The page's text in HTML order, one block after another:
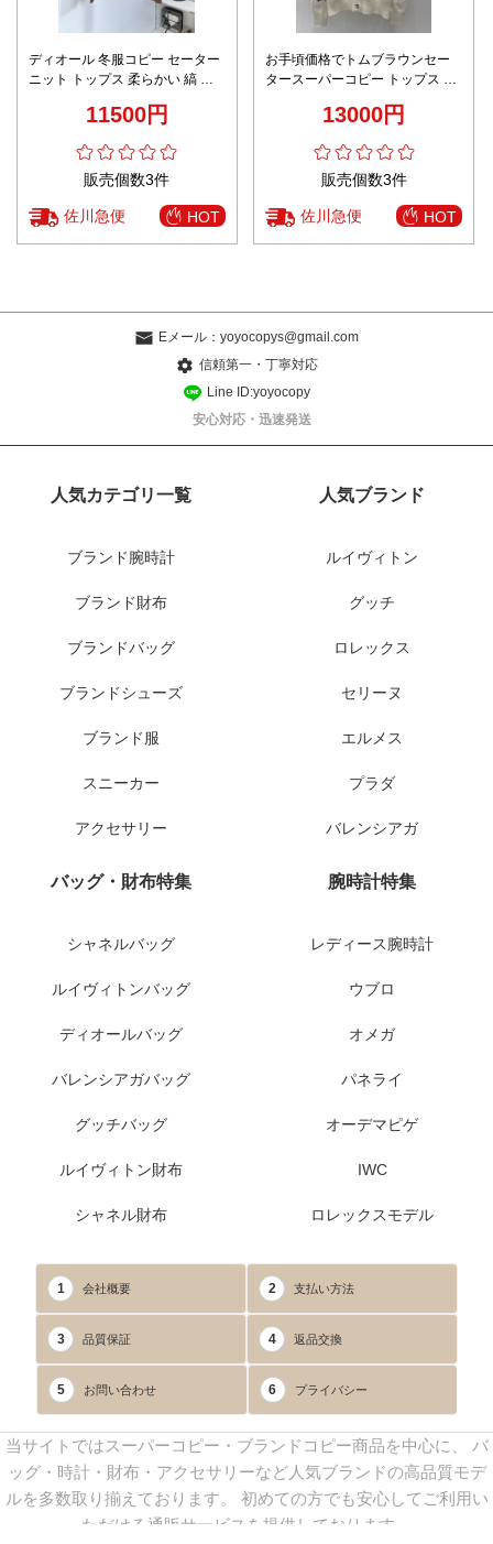
ディオール 冬服コピー セーター
ニット トップス 柔らかい 縞 ウ
11500円
販売個数3件
佐川急便 HOT
お手頃価格でトムブラウンセー
タースーパーコピー トップス セ
たち ホワイト13000円
販売個数3件
佐川急便 HOT
Eメール： yoyocopys@gmail.com
信頼第一・丁寧対応
Line ID:yoyocopy
安心対応・迅速発送
人気カテゴリ一覧
ブランド腕時計
ブランド財布
ブランドバッグ
ブランドシューズ
ブランド服
スニーカー
アクセサリー
人気ブランド
ルイヴィトン
グッチ
ロレックス
セリーヌ
エルメス
プラダ
バレンシアガ
バッグ・財布特集
シャネルバッグ
ルイヴィトンバッグ
ディオールバッグ
バレンシアガバッグ
グッチバッグ
ルイヴィトン財布
シャネル財布
腕時計特集
レディース腕時計
ウブロ
オメガ
パネライ
オーデマピゲ
IWC
ロレックスモデル
1 会社概要 2 支払い方法
3 品質保証 4 返品交換
5 お問い合わせ 6 プライバシー
当サイトではスーパーコピー・ブランドコピー商品を中心に、 バ
ッグ・時計・財布・アクセサリーなど人気ブランドの高品質モデ
ルを多数取り揃えております。 初めての方でも安心してご利用い
ただける通販サービスを提供しております。